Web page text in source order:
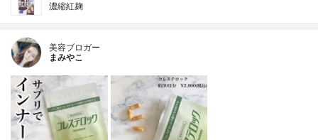
濃縮紅麹
美容ブロガー
まみやこ